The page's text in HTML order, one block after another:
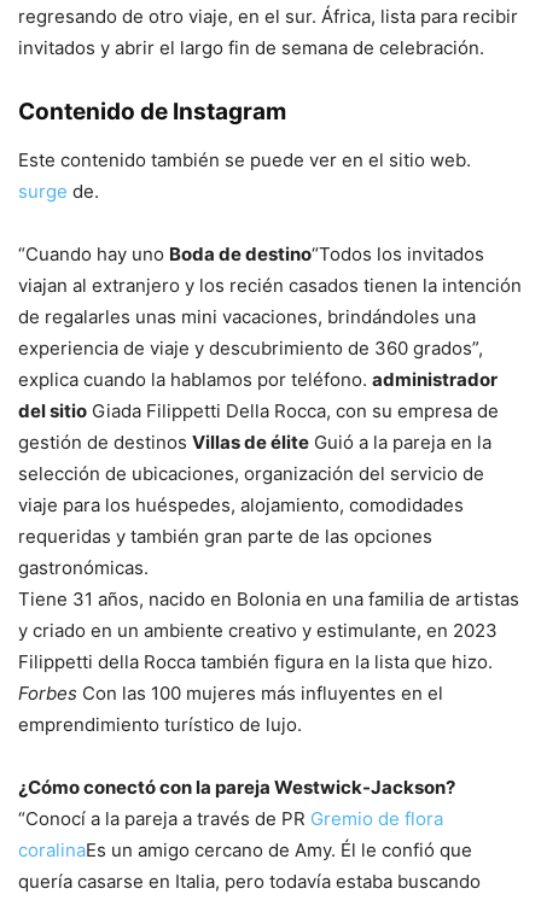
regresando de otro viaje, en el sur. África, lista para recibir
invitados y abrir el largo fin de semana de celebración.
Contenido de Instagram
Este contenido también se puede ver en el sitio web.
surge de.
“Cuando hay uno Boda de destino“Todos los invitados
viajan al extranjero y los recién casados ​​tienen la intención
de regalarles unas mini vacaciones, brindándoles una
experiencia de viaje y descubrimiento de 360 ​​grados”,
explica cuando la hablamos por teléfono. administrador
del sitio Giada Filippetti Della Rocca, con su empresa de
gestión de destinos Villas de élite Guió a la pareja en la
selección de ubicaciones, organización del servicio de
viaje para los huéspedes, alojamiento, comodidades
requeridas y también gran parte de las opciones
gastronómicas.
Tiene 31 años, nacido en Bolonia en una familia de artistas
y criado en un ambiente creativo y estimulante, en 2023
Filippetti della Rocca también figura en la lista que hizo.
Forbes Con las 100 mujeres más influyentes en el
emprendimiento turístico de lujo.
¿Cómo conectó con la pareja Westwick-Jackson?
“Conocí a la pareja a través de PR Gremio de flora
coralinaEs un amigo cercano de Amy. Él le confió que
quería casarse en Italia, pero todavía estaba buscando